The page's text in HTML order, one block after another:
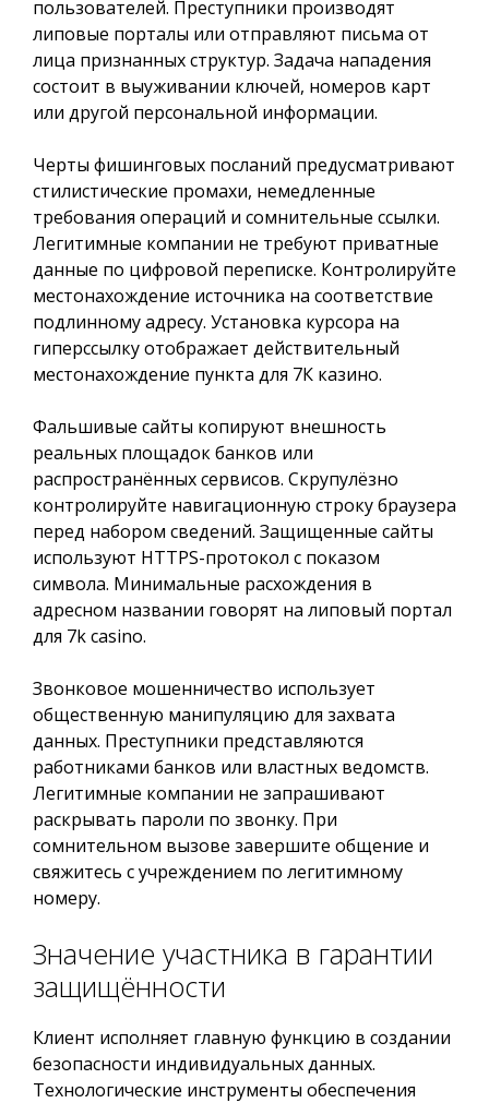
пользователей. Преступники производят
липовые порталы или отправляют письма от
лица признанных структур. Задача нападения
состоит в выуживании ключей, номеров карт
или другой персональной информации.
Черты фишинговых посланий предусматривают
стилистические промахи, немедленные
требования операций и сомнительные ссылки.
Легитимные компании не требуют приватные
данные по цифровой переписке. Контролируйте
местонахождение источника на соответствие
подлинному адресу. Установка курсора на
гиперссылку отображает действительный
местонахождение пункта для 7К казино.
Фальшивые сайты копируют внешность
реальных площадок банков или
распространённых сервисов. Скрупулёзно
контролируйте навигационную строку браузера
перед набором сведений. Защищенные сайты
используют HTTPS-протокол с показом
символа. Минимальные расхождения в
адресном названии говорят на липовый портал
для 7k casino.
Звонковое мошенничество использует
общественную манипуляцию для захвата
данных. Преступники представляются
работниками банков или властных ведомств.
Легитимные компании не запрашивают
раскрывать пароли по звонку. При
сомнительном вызове завершите общение и
свяжитесь с учреждением по легитимному
номеру.
Значение участника в гарантии
защищённости
Клиент исполняет главную функцию в создании
безопасности индивидуальных данных.
Технологические инструменты обеспечения